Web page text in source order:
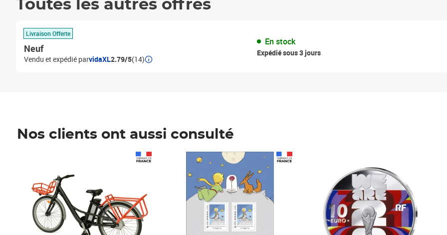
Toutes les autres offres
Livraison Offerte
Neuf
Vendu et expédié parvidaXL2.79/5(14)
En stock
Expédié sous 3 jours
Nos clients ont aussi consulté
Prix 7,50€